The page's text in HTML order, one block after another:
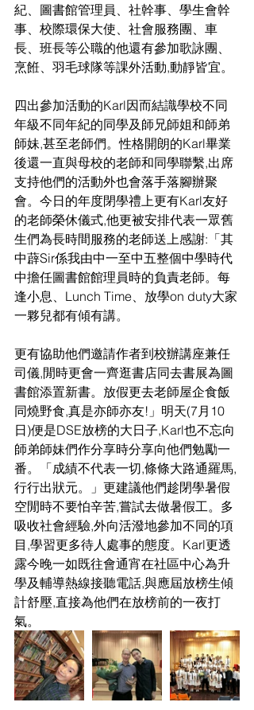
紀、圖書館管理員、社幹事、學生會幹
事、校際環保大使、社會服務團、車
長、班長等公職的他還有參加歌詠團、
烹餁、羽毛球隊等課外活動,動靜皆宜。
四出參加活動的Karl因而結識學校不同
年級不同年紀的同學及師兄師姐和師弟
師妹,甚至老師們。性格開朗的Karl畢業
後還一直與母校的老師和同學聯繫,出席
支持他們的活動外也會落手落腳辦聚
會。今日的年度閉學禮上更有Karl友好
的老師榮休儀式,他更被安排代表一眾舊
生們為長時間服務的老師送上感謝:「其
中薜Sir係我由中一至中五整個中學時代
中擔任圖書館館理員時的負責老師。每
逢小息、Lunch Time、放學on duty大家
一夥兒都有傾有講。
更有協助他們邀請作者到校辦講座兼任
司儀,閒時更會一齊逛書店同去書展為圖
書館添置新書。放假更去老師屋企食飯
同燒野食,真是亦師亦友!」明天(7月10
日)便是DSE放榜的大日子,Karl也不忘向
師弟師妹們作分享時分享向他們勉勵一
番。「成績不代表一切,條條大路通羅馬,
行行出狀元。」更建議他們趁閉學暑假
空閒時不要怕辛苦,嘗試去做暑假工。多
吸收社會經驗,外向活潑地參加不同的項
目,學習更多待人處事的態度。Karl更透
露今晚一如既往會通宵在社區中心為升
學及輔導熱線接聽電話,與應屆放榜生傾
計舒壓,直接為他們在放榜前的一夜打
氣。